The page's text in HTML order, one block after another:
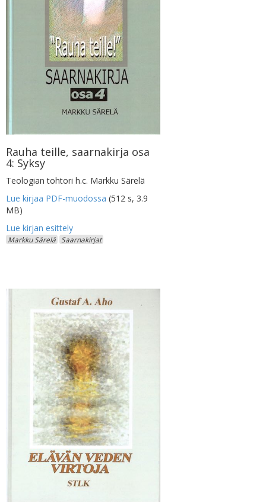
Rauha teille, saarnakirja osa
4: Syksy
Teologian tohtori h.c. Markku Särelä
Lue kirjaa PDF-muodossa (512 s, 3.9
MB)
Markku Särelä Saarnakirjat